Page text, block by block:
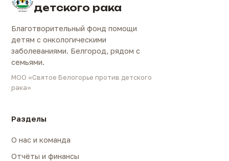
детского рака
Благотворительный фонд помощи
детям с онкологическими
заболеваниями. Белгород, рядом с
семьями.
МОО «Святое Белогорье против детского
рака»
Разделы
О нас и команда
Отчёты и финансы